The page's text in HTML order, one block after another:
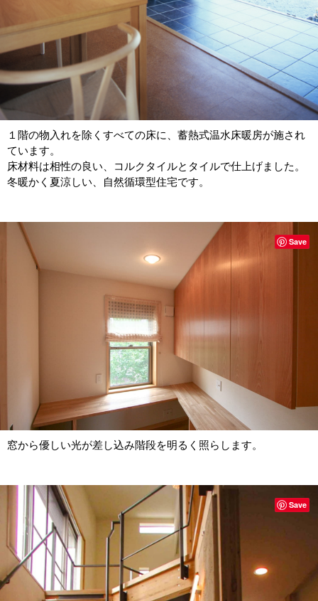
１階の物入れを除くすべての床に、蓄熱式温水床暖房が施され
ています。
床材料は相性の良い、コルクタイルとタイルで仕上げました。
冬暖かく夏涼しい、自然循環型住宅です。
窓から優しい光が差し込み階段を明るく照らします。
Save
Save